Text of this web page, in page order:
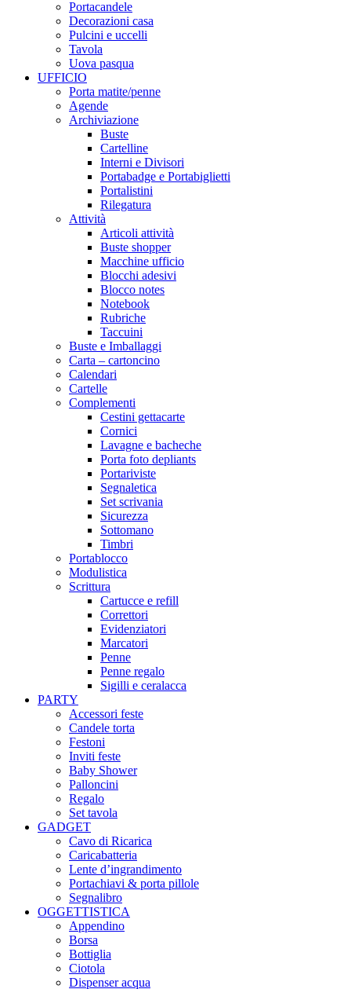
Portacandele
Decorazioni casa
Pulcini e uccelli
Tavola
Uova pasqua
UFFICIO
Porta matite/penne
Agende
Archiviazione
Buste
Cartelline
Interni e Divisori
Portabadge e Portabiglietti
Portalistini
Rilegatura
Attività
Articoli attività
Buste shopper
Macchine ufficio
Blocchi adesivi
Blocco notes
Notebook
Rubriche
Taccuini
Buste e Imballaggi
Carta – cartoncino
Calendari
Cartelle
Complementi
Cestini gettacarte
Cornici
Lavagne e bacheche
Porta foto depliants
Portariviste
Segnaletica
Set scrivania
Sicurezza
Sottomano
Timbri
Portablocco
Modulistica
Scrittura
Cartucce e refill
Correttori
Evidenziatori
Marcatori
Penne
Penne regalo
Sigilli e ceralacca
PARTY
Accessori feste
Candele torta
Festoni
Inviti feste
Baby Shower​
Palloncini
Regalo
Set tavola
GADGET
Cavo di Ricarica
Caricabatteria
Lente d’ingrandimento
Portachiavi & porta pillole
Segnalibro
OGGETTISTICA
Appendino
Borsa
Bottiglia
Ciotola
Dispenser acqua